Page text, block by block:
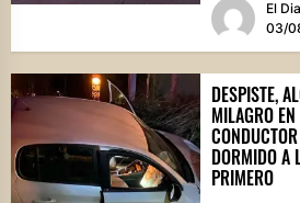
El
03/
DESPISTE,
MILAGRO
DORMIDO A
PRIMERO